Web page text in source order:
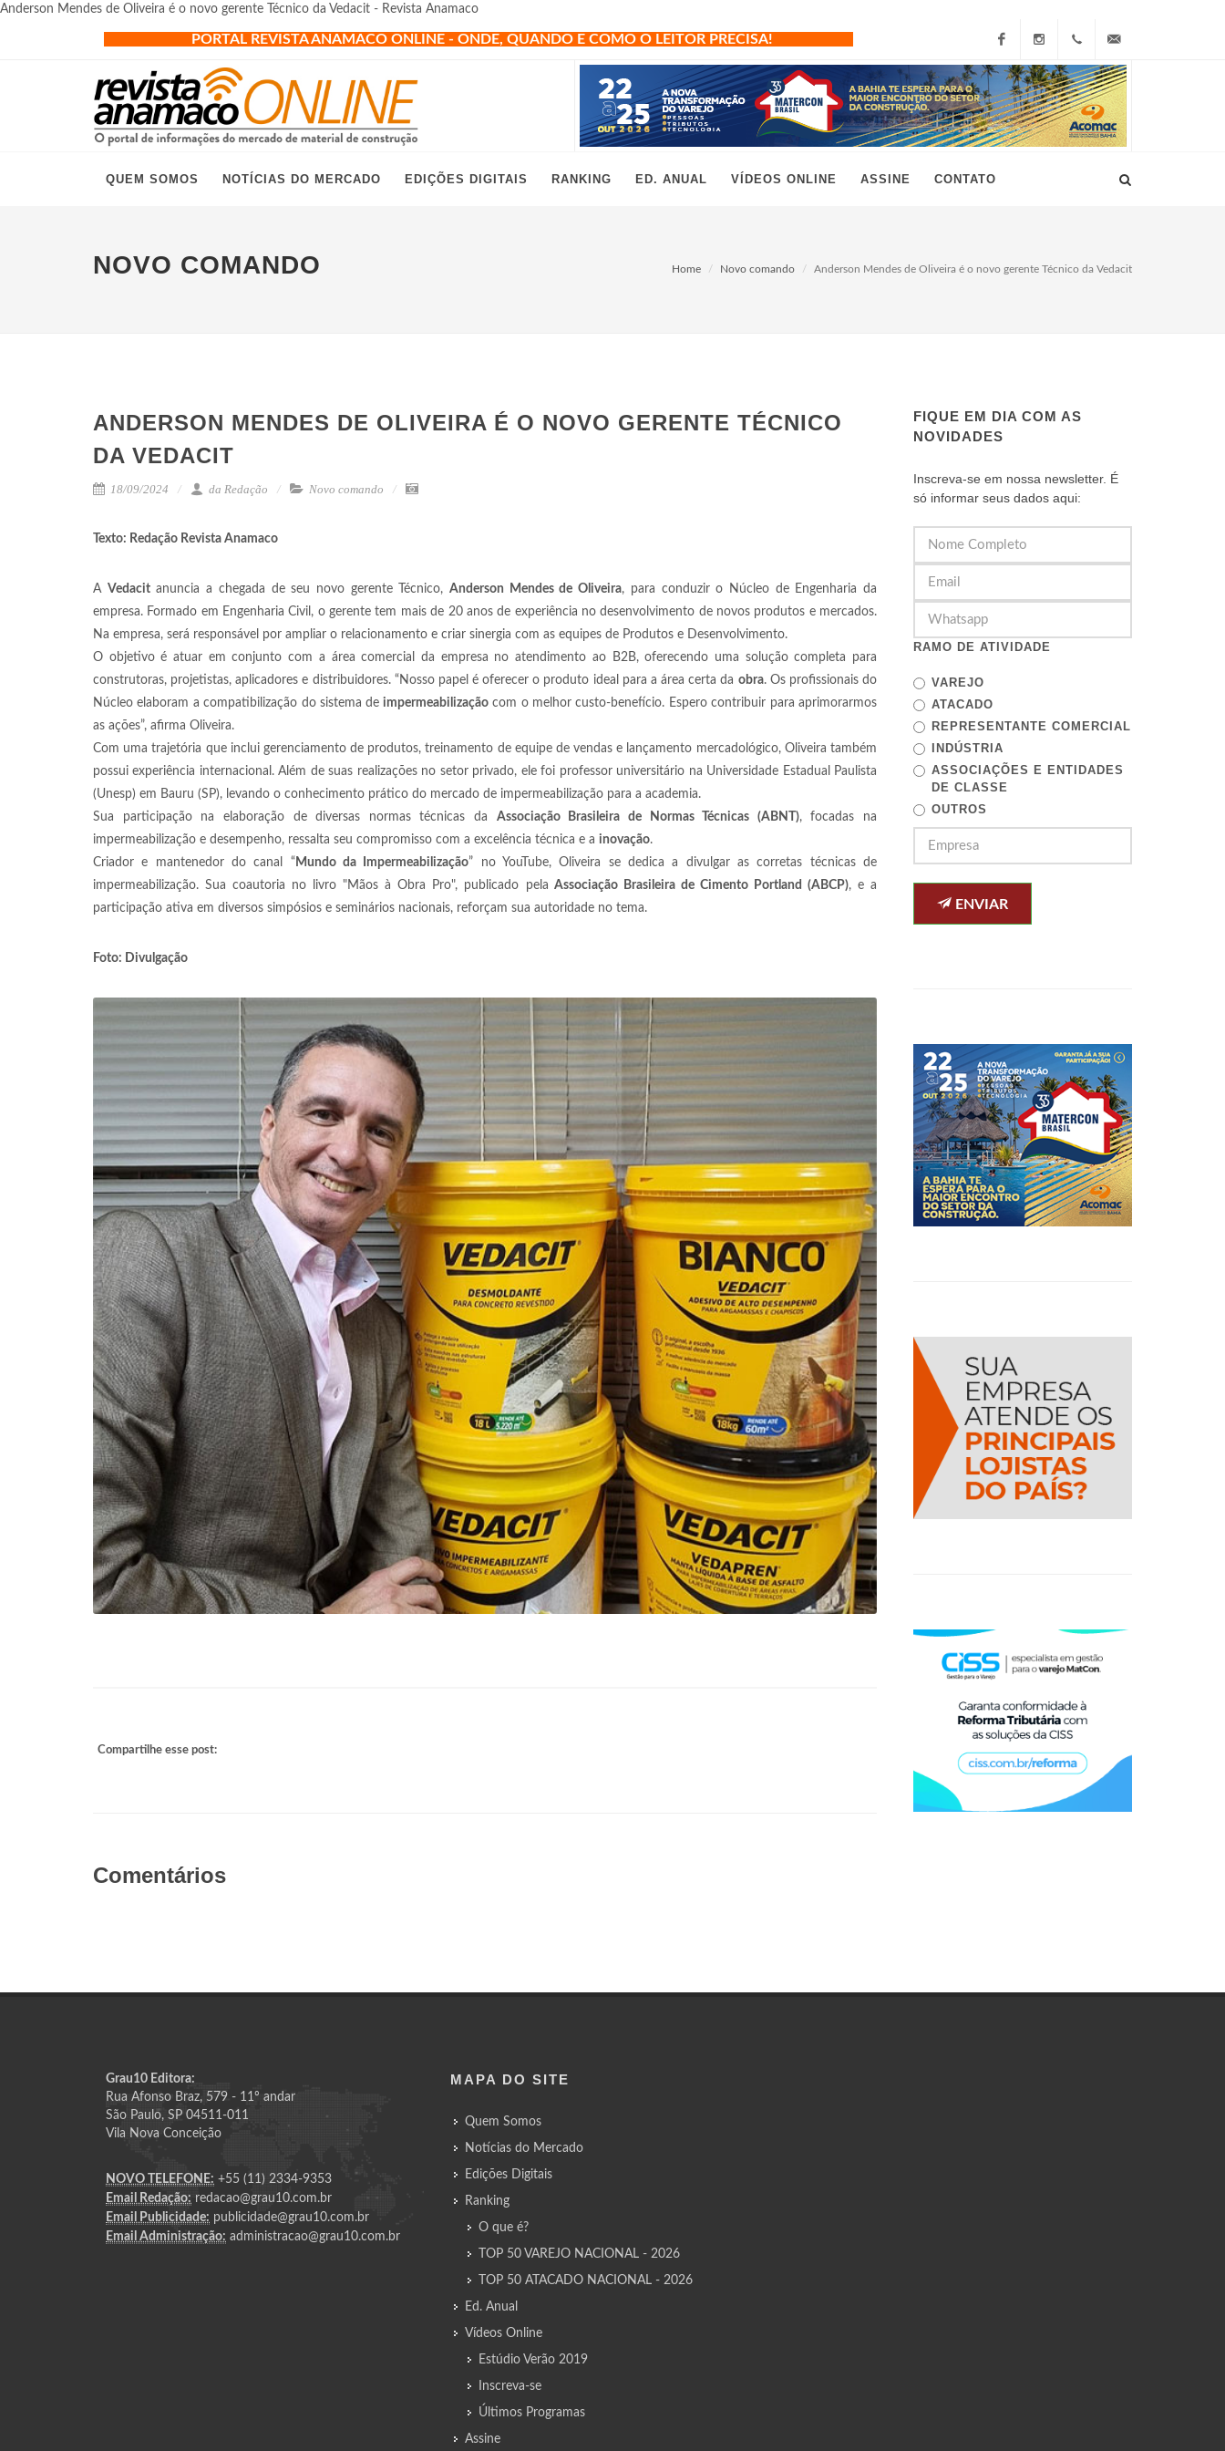
Anderson Mendes de Oliveira é o novo gerente Técnico da Vedacit - Revista Anamaco
PORTAL REVISTA ANAMACO ONLINE - ONDE, QUANDO E COMO O LEITOR PRECISA!
FacebookInstagram
+55
(11)
grau10@grau10.com.br
QUEM SOMOS NOTÍCIAS DO MERCADO EDIÇÕES DIGITAIS RANKING ED. ANUAL VÍDEOS ONLINE ASSINE CONTATO
NOVO COMANDO Home Novo comando Anderson Mendes de Oliveira é o novo gerente Técnico da Vedacit
ANDERSON MENDES DE OLIVEIRA É O NOVO GERENTE TÉCNICO
DA VEDACIT
18/09/2024 da Redação Novo comando
Texto: Redação Revista Anamaco
A Vedacitanuncia a chegada de seu novo gerente Técnico,Anderson Mendes de Oliveira, para conduzir o Núcleo de Engenharia da
empresa. Formado em Engenharia Civil, o gerente tem mais de 20 anos de experiência no desenvolvimento de novos produtos e mercados.
Na empresa, será responsável por ampliar o relacionamento e criar sinergia com as equipes de Produtos e Desenvolvimento.
O objetivo é atuar em conjunto com a área comercial da empresa no atendimento ao B2B, oferecendo uma solução completa para
construtoras, projetistas, aplicadores e distribuidores. “Nosso papel é oferecer o produto ideal para a área certa da obra. Os profissionais do
Núcleo elaboram a compatibilização do sistema de impermeabilizaçãocom o melhor custo-benefício. Espero contribuir para aprimorarmos
as ações”, afirma Oliveira.
Com uma trajetória que inclui gerenciamento de produtos, treinamento de equipe de vendas e lançamento mercadológico, Oliveira também
possui experiência internacional. Além de suas realizações no setor privado, ele foi professor universitário na Universidade Estadual Paulista
(Unesp) em Bauru (SP), levando o conhecimento prático do mercado de impermeabilização para a academia.
Sua participação na elaboração de diversas normas técnicas da Associação Brasileira de Normas Técnicas (ABNT), focadas na
impermeabilização e desempenho, ressalta seu compromisso com a excelência técnica e a inovação.
Criador e mantenedor do canal “ Mundo da Impermeabilização” no YouTube, Oliveira se dedica a divulgar as corretas técnicas de
impermeabilização. Sua coautoria no livro "Mãos à Obra Pro", publicado pela Associação Brasileira de Cimento Portland (ABCP), e a
participação ativa em diversos simpósios e seminários nacionais, reforçam sua autoridade no tema.
Foto: Divulgação
Compartilhe esse post:
Comentários
FIQUE EM DIA COM AS
NOVIDADES
Inscreva-se em nossa newsletter. É
só informar seus dados aqui:
RAMO DE ATIVIDADE
VAREJO
ATACADO
REPRESENTANTE COMERCIAL
INDÚSTRIA
ASSOCIAÇÕES E ENTIDADES
DE CLASSE
OUTROS
ENVIAR
Grau10 Editora:
Rua Afonso Braz, 579 - 11º andar
São Paulo, SP 04511-011
Vila Nova Conceição
NOVO TELEFONE: +55 (11) 2334-9353
Email Redação: redacao@grau10.com.br
Email Publicidade: publicidade@grau10.com.br
Email Administração: administracao@grau10.com.br
MAPA DO SITE
Quem Somos
Notícias do Mercado
Edições Digitais
Ranking
O que é?
TOP 50 VAREJO NACIONAL - 2026
TOP 50 ATACADO NACIONAL - 2026
Ed. Anual
Vídeos Online
Estúdio Verão 2019
Inscreva-se
Últimos Programas
Assine